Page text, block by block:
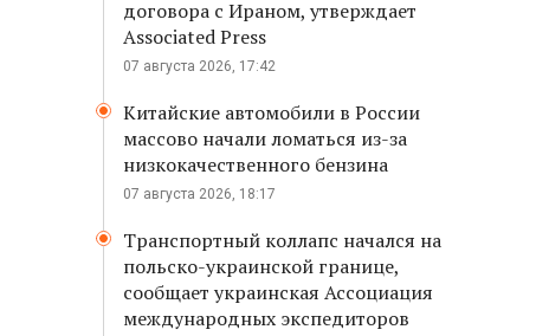
договора с Ираном, утверждает
Associated Press
07 августа 2026, 17:42
Китайские автомобили в России
массово начали ломаться из-за
низкокачественного бензина
07 августа 2026, 18:17
Транспортный коллапс начался на
польско-украинской границе,
сообщает украинская Ассоциация
международных экспедиторов